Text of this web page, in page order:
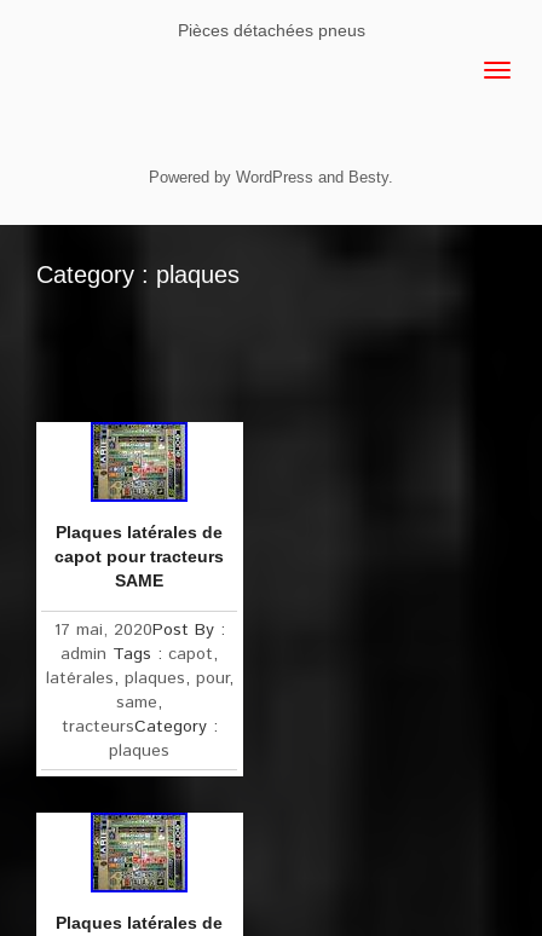
Pièces détachées pneus
Powered by WordPress and Besty.
Category : plaques
Plaques latérales de
capot pour tracteurs
SAME
17 mai, 2020Post By :
admin Tags :capot,
latérales, plaques, pour,
same,
tracteursCategory :
plaques
Plaques latérales de